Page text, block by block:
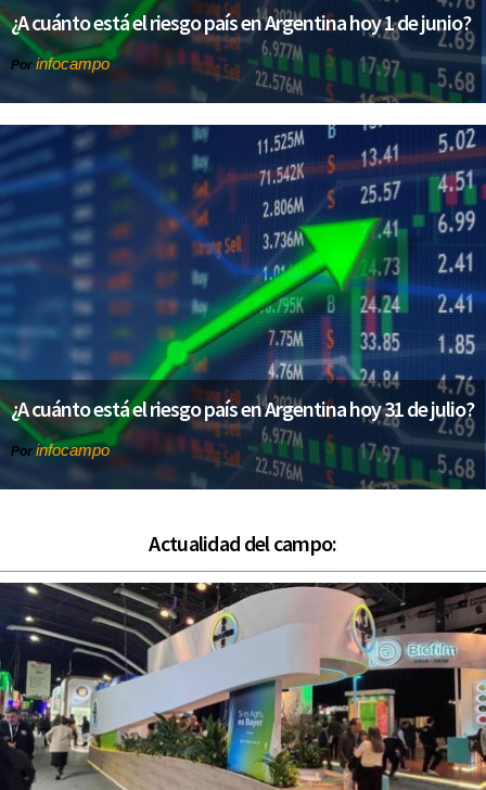
¿A cuánto está el riesgo país en Argentina hoy 1 de junio?
Por infocampo
¿A cuánto está el riesgo país en Argentina hoy 31 de julio?
Por infocampo
Actualidad del campo: